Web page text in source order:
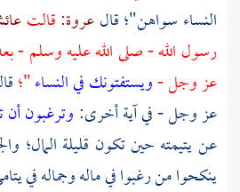
النساء سواهن"؛ قالعروة:قالت
رسول الله - صلى الله عليه وسلم -
عز وجل -ويستفتونك في النساء"؛
عز وجل - في آية أخرى: وترغبون
عن يتيمته حين تكون قليلة المال؛
ينكحوا من رغبوا في ماله وجماله في